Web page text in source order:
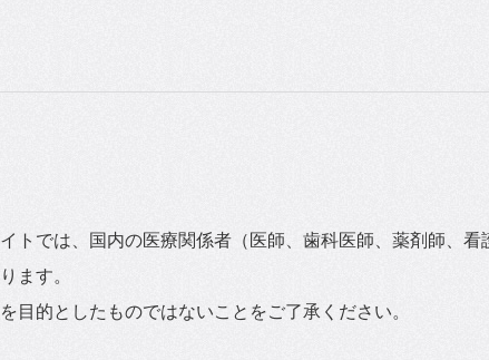
トでは、国内の医療関係者（医師、歯科医師、薬剤師、看
ます。
的としたものではないことをご了承ください。